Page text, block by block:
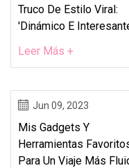
Truco De Estilo Viral:
'dinámico E
Leer Más +
Jun 09, 2023
Mis Gadgets Y
Herramientas
Para Un Viaje Más